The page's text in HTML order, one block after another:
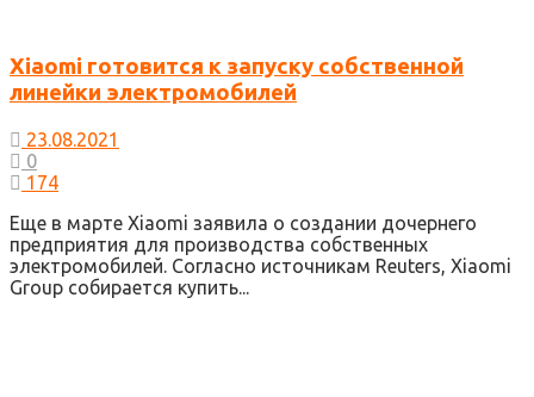
Xiaomi готовится к запуску собственной
линейки электромобилей
23.08.2021
0
174
Еще в марте Xiaomi заявила о создании дочернего
предприятия для производства собственных
электромобилей. Согласно источникам Reuters, Xiaomi
Group собирается купить...